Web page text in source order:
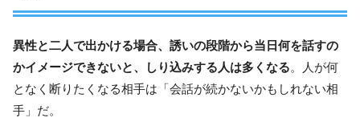
異性と二人で出かける場合、誘いの段階から当日何を話すの
かイメージできないと、しり込みする人は多くなる。人が何
となく断りたくなる相手は「会話が続かないかもしれない相
手」だ。